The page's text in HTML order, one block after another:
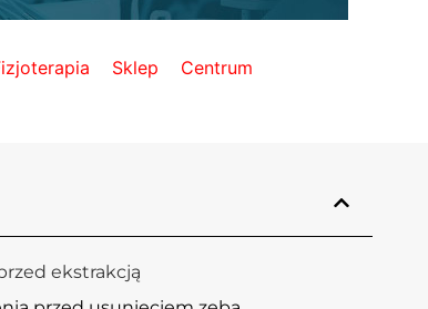
Sklep Centrum
ekstrakcją